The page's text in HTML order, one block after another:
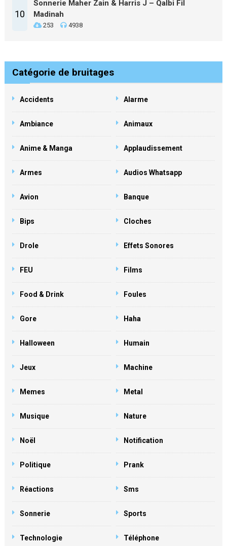
10
Sonnerie Maher Zain & Harris J – Qalbi Fil
Madinah
253 4938
Catégorie de bruitages
Accidents Alarme
Ambiance Animaux
Anime & Manga Applaudissement
Armes Audios Whatsapp
Avion Banque
Bips Cloches
Drole Effets Sonores
FEU Films
Food & Drink Foules
Gore Haha
Halloween Humain
Jeux Machine
Memes Metal
Musique Nature
Noël Notification
Politique Prank
Réactions Sms
Sonnerie Sports
Technologie Téléphone